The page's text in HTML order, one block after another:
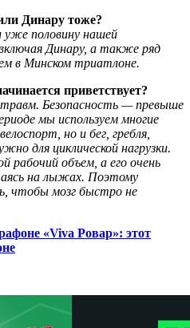
Динару тоже?
половину нашей
Динару, а также ряд
в Минском триатлоне.
приветствует?
Безопасность — превыше
мы используем многие
но и бег, гребля,
для циклической нагрузки.
рабочий объем, а его очень
на лыжах. Поэтому
чтобы мозг быстро не
«Viva Ровар»: этот